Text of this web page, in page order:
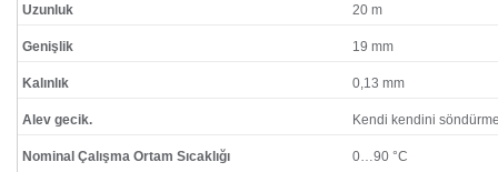
Uzunluk 20 m
Genişlik 19 mm
Kalınlık 0,13 mm
Alev gecik. Kendi kendini
Nominal Çalışma Ortam Sıcaklığı 0…90 °C